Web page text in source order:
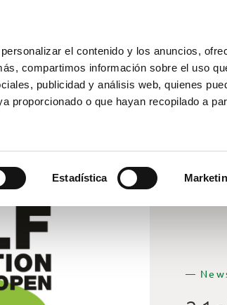
el contenido y los anuncios,
compartimos información sobre el uso
publicidad y análisis web, quienes
proporcionado o que hayan recopilado a
Estadística
—